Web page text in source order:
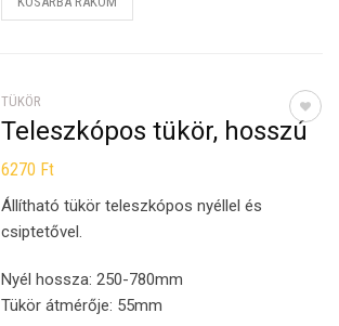
TÜKÖR
Teleszkópos tükör, hosszú
6270 Ft
Állítható tükör teleszkópos nyéllel és
csiptetővel.
Nyél hossza: 250-780mm
Tükör átmérője: 55mm